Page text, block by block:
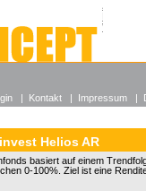
Alle
Wieso
Helios AR
basiert auf einem
0-100%. Ziel ist eine
| Kontakt | Impressum |